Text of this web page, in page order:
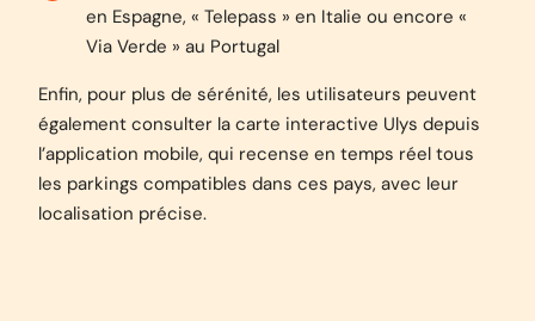
en Espagne, « Telepass » en Italie ou encore «
Via Verde » au Portugal
Enfin, pour plus de sérénité, les utilisateurs peuvent
également consulter la carte interactive Ulys depuis
l’application mobile, qui recense en temps réel tous
les parkings compatibles dans ces pays, avec leur
localisation précise.